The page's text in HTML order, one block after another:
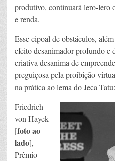
produtivo, continuará lero-lero
e renda.
Esse cipoal de obstáculos,
efeito desanimador profundo
criativa desanima de
preguiçosa pela proibição
na prática ao lema do Jeca Tatu:
Friedrich
von Hayek
[foto ao
lado],
Prêmio